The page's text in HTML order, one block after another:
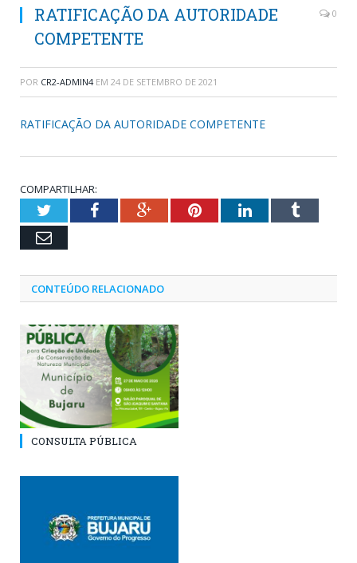
RATIFICAÇÃO DA AUTORIDADE
COMPETENTE
0
POR CR2-ADMIN4 EM 24 DE SETEMBRO DE 2021
RATIFICAÇÃO DA AUTORIDADE COMPETENTE
COMPARTILHAR:
TwitterFacebookGoogle+PinterestLinkedInTumblr
Email
CONTEÚDO RELACIONADO
CONSULTA PÚBLICA